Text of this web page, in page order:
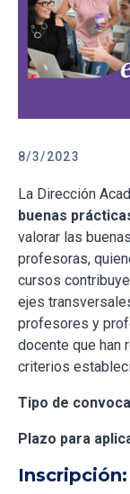
8/3/2023
La Dirección
buenas
valorar las
profesoras,
cursos
ejes
profesores y
docente que han
criterios
Tipo de
Plazo para
Inscripción: